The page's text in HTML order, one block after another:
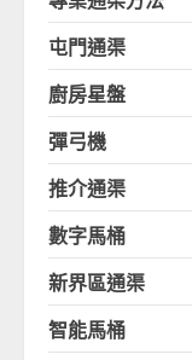
屯門通渠
廚房星盤
彈弓機
推介通渠
數字馬桶
新界區通渠
智能馬桶